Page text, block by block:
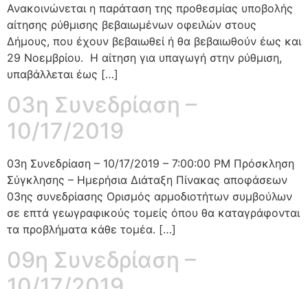
Ανακοινώνεται η παράταση της προθεσμίας υποβολής
αίτησης ρύθμισης βεβαιωμένων οφειλών στους
Δήμους, που έχουν βεβαιωθεί ή θα βεβαιωθούν έως και
29 Νοεμβρίου. Η αίτηση για υπαγωγή στην ρύθμιση,
υπαβάλλεται έως […]
03η Συνεδρίαση –
10/17/2019
03η Συνεδρίαση – 10/17/2019 – 7:00:00 PM Πρόσκληση
Σύγκλησης – Ημερήσια Διάταξη Πίνακας αποφάσεων
03ης συνεδρίασης Ορισμός αρμοδιοτήτων συμβούλων
σε επτά γεωγραφικούς τομείς όπου θα καταγράφονται
τα προβλήματα κάθε τομέα. […]
09η Συνεδρίαση –